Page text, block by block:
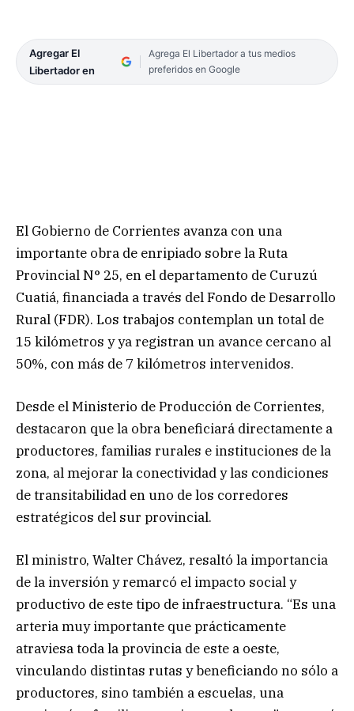
Agregar El
Libertador en
Agrega El Libertador a tus medios
preferidos en Google
El Gobierno de Corrientes avanza con una
importante obra de enripiado sobre la Ruta
Provincial N° 25, en el departamento de Curuzú
Cuatiá, financiada a través del Fondo de Desarrollo
Rural (FDR). Los trabajos contemplan un total de
15 kilómetros y ya registran un avance cercano al
50%, con más de 7 kilómetros intervenidos.
Desde el Ministerio de Producción de Corrientes,
destacaron que la obra beneficiará directamente a
productores, familias rurales e instituciones de la
zona, al mejorar la conectividad y las condiciones
de transitabilidad en uno de los corredores
estratégicos del sur provincial.
El ministro, Walter Chávez, resaltó la importancia
de la inversión y remarcó el impacto social y
productivo de este tipo de infraestructura. “Es una
arteria muy importante que prácticamente
atraviesa toda la provincia de este a oeste,
vinculando distintas rutas y beneficiando no sólo a
productores, sino también a escuelas, una